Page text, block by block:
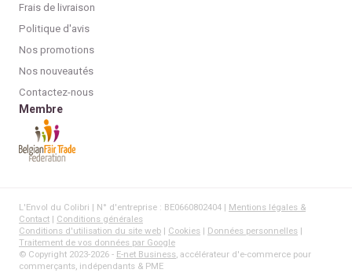
Frais de livraison
Politique d'avis
Nos promotions
Nos nouveautés
Contactez-nous
Membre
L'Envol du Colibri | N° d'entreprise : BE0660802404 | Mentions légales &
Contact | Conditions générales
Conditions d'utilisation du site web | Cookies | Données personnelles |
Traitement de vos données par Google
© Copyright 2023-2026 - E-net Business, accélérateur d'e-commerce pour
commerçants, indépendants & PME